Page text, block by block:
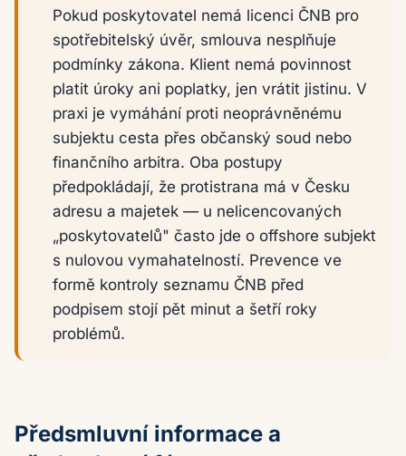
Pokud poskytovatel nemá licenci ČNB pro
spotřebitelský úvěr, smlouva nesplňuje
podmínky zákona. Klient nemá povinnost
platit úroky ani poplatky, jen vrátit jistinu. V
praxi je vymáhání proti neoprávněnému
subjektu cesta přes občanský soud nebo
finančního arbitra. Oba postupy
předpokládají, že protistrana má v Česku
adresu a majetek — u nelicencovaných
„poskytovatelů" často jde o offshore subjekt
s nulovou vymahatelností. Prevence ve
formě kontroly seznamu ČNB před
podpisem stojí pět minut a šetří roky
problémů.
Předsmluvní informace a